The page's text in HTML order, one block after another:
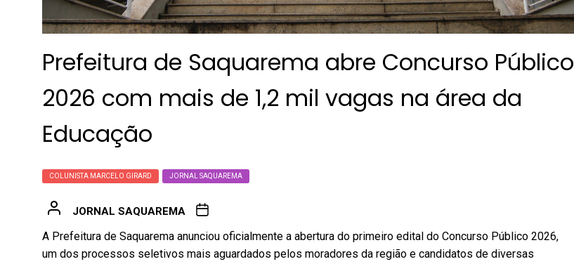
Prefeitura de Saquarema abre Concurso Público
2026 com mais de 1,2 mil vagas na área da
Educação
COLUNISTA MARCELO GIRARD JORNAL SAQUAREMA
JORNAL SAQUAREMA
A Prefeitura de Saquarema anunciou oficialmente a abertura do primeiro edital do Concurso Público 2026,
um dos processos seletivos mais aguardados pelos moradores da região e candidatos de diversas